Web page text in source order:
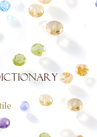
Dictionary